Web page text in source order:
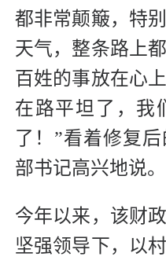
都非常颠簸，特
天气，整条路上
百姓的事放在心
在路平坦了，我
了！”看着修复
部书记高兴地说。
今年以来，该财
坚强领导下，以